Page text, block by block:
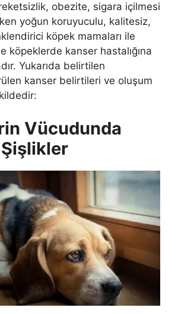
obezite, sigara içilmesi
yoğun koruyuculu, kalitesiz,
köpek mamaları ile
köpeklerde kanser hastalığına
Yukarıda belirtilen
kanser belirtileri ve oluşum
Vücudunda